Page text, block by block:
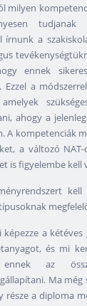
milyen
írnunk a
ennek
Ezzel a
amelyek
ahogy a
A kompetenciák
a változó
is figyelembe kell
a
és mi
az
Ma még
része a diploma